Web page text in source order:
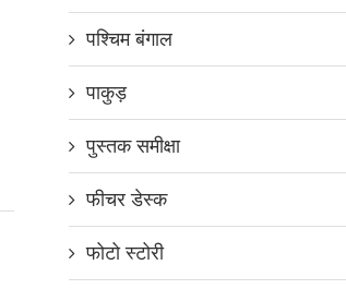
पश्चिम बंगाल
पाकुड़
पुस्तक समीक्षा
फीचर डेस्क
फोटो स्टोरी